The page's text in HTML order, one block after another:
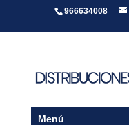
966634008
Menú